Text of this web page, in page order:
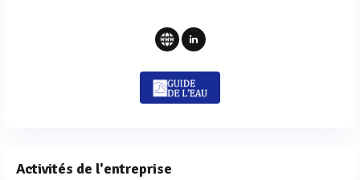
Activités de l'entreprise